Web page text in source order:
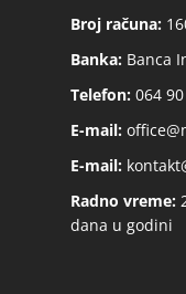
Broj računa:
Banka: Banca
Telefon: 064
E-mail:
E-mail:
Radno vreme:
dana u godini